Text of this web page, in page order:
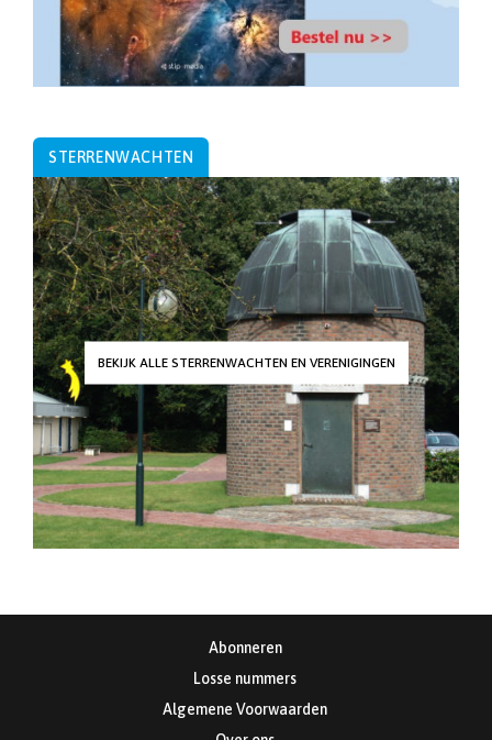
STERRENWACHTEN
BEKIJK ALLE STERRENWACHTEN EN VERENIGINGEN
Abonneren
Losse nummers
Algemene Voorwaarden